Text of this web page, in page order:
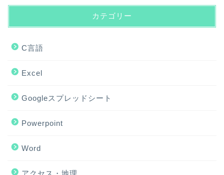
カテゴリー
C言語
Excel
Googleスプレッドシート
Powerpoint
Word